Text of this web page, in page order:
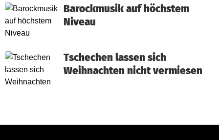
Barockmusik auf höchstem
Niveau
Tschechen lassen sich
Weihnachten nicht vermiesen